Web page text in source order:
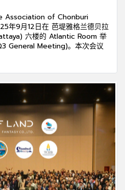
Association of Chonburi
年9月12日在 芭堤雅格兰德贝拉
六楼的 Atlantic Room 举
General Meeting)。本次会议
球领先 在线旅游平台 (OTAs) 的
先进游客行为数据分析。